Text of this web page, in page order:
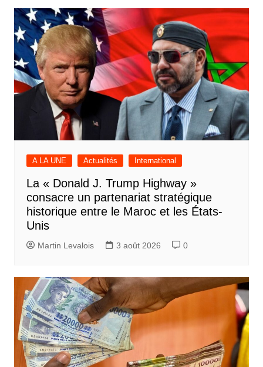
A LA UNE Actualités International
La « Donald J. Trump Highway »
consacre un partenariat stratégique
historique entre le Maroc et les États-
Unis
Martin Levalois 3 août 2026 0